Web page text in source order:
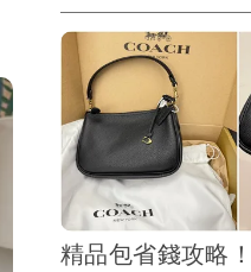
脫皮、出油甚至冒痘
轉換時期，敏感族群
暗沉蠟黃、妝感不服
一名女網友近日在網
美療程，趁著檔期促
特別尋找術後適用的
到高CP值組合，省下
比正品還多，真的買
精品包省錢攻略